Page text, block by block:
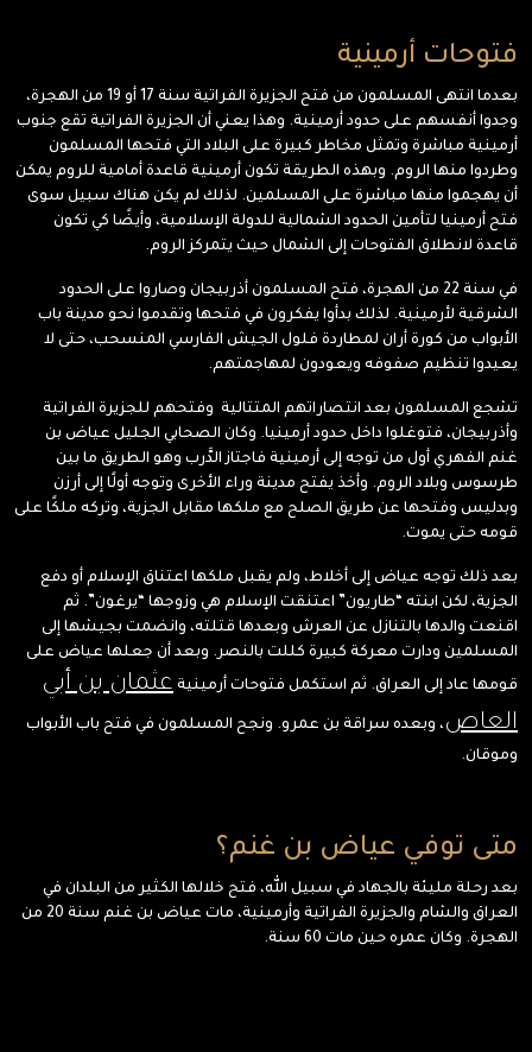
فتوحات أرمينية
بعدما انتهى المسلمون من فتح الجزيرة الفراتية سنة 17 أو 19 من الهجرة،
وجدوا أنفسهم على حدود أرمينية. وهذا يعني أن الجزيرة الفراتية تقع جنوب
أرمينية مباشرة وتمثل مخاطر كبيرة على البلاد التي فتحها المسلمون
وطردوا منها الروم. وبهذه الطريقة تكون أرمينية قاعدة أمامية للروم يمكن
أن يهجموا منها مباشرة على المسلمين. لذلك لم يكن هناك سبيل سوى
فتح أرمينيا لتأمين الحدود الشمالية للدولة الإسلامية، وأيضًا كي تكون
قاعدة لانطلاق الفتوحات إلى الشمال حيث يتمركز الروم.
في سنة 22 من الهجرة، فتح المسلمون أذربيجان وصاروا على الحدود
الشرقية لأرمينية. لذلك بدأوا يفكرون في فتحها وتقدموا نحو مدينة باب
الأبواب من كورة أران لمطاردة فلول الجيش الفارسي المنسحب، حتى لا
يعيدوا تنظيم صفوفه ويعودون لمهاجمتهم.
تشجع المسلمون بعد انتصاراتهم المتتالية وفتحهم للجزيرة الفراتية
وأذربيجان، فتوغلوا داخل حدود أرمينيا. وكان الصحابي الجليل عياض بن
غنم الفهري أول من توجه إلى أرمينية فاجتاز الدَّرب وهو الطريق ما بين
طرسوس وبلاد الروم. وأخذ يفتح مدينة وراء الأخرى وتوجه أولًا إلى أرزن
وبدليس وفتحها عن طريق الصلح مع ملكها مقابل الجزية، وتركه ملكًا على
قومه حتى يموت.
بعد ذلك توجه عياض إلى أخلاط، ولم يقبل ملكها اعتناق الإسلام أو دفع
الجزية، لكن ابنته “طاريون” اعتنقت الإسلام هي وزوجها “يرغون”. ثم
اقنعت والدها بالتنازل عن العرش وبعدها قتلته، وانضمت بجيشها إلى
المسلمين ودارت معركة كبيرة كللت بالنصر. وبعد أن جعلها عياض على
قومها عاد إلى العراق. ثم استكمل فتوحات أرمينية عثمان بن أبي
العاص ، وبعده سراقة بن عمرو. ونجح المسلمون في فتح باب الأبواب
وموقان.
متى توفي عياض بن غنم؟
بعد رحلة مليئة بالجهاد في سبيل الله، فتح خلالها الكثير من البلدان في
العراق والشام والجزيرة الفراتية وأرمينية، مات عياض بن غنم سنة 20 من
الهجرة. وكان عمره حين مات 60 سنة.